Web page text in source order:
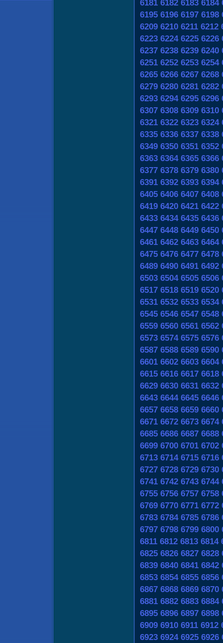
6181 6182 6183 6184
6195 6196 6197 6198
6209 6210 6211 6212
6223 6224 6225 6226
6237 6238 6239 6240
6251 6252 6253 6254
6265 6266 6267 6268
6279 6280 6281 6282
6293 6294 6295 6296
6307 6308 6309 6310
6321 6322 6323 6324
6335 6336 6337 6338
6349 6350 6351 6352
6363 6364 6365 6366
6377 6378 6379 6380
6391 6392 6393 6394
6405 6406 6407 6408
6419 6420 6421 6422
6433 6434 6435 6436
6447 6448 6449 6450
6461 6462 6463 6464
6475 6476 6477 6478
6489 6490 6491 6492
6503 6504 6505 6506
6517 6518 6519 6520
6531 6532 6533 6534
6545 6546 6547 6548
6559 6560 6561 6562
6573 6574 6575 6576
6587 6588 6589 6590
6601 6602 6603 6604
6615 6616 6617 6618
6629 6630 6631 6632
6643 6644 6645 6646
6657 6658 6659 6660
6671 6672 6673 6674
6685 6686 6687 6688
6699 6700 6701 6702
6713 6714 6715 6716
6727 6728 6729 6730
6741 6742 6743 6744
6755 6756 6757 6758
6769 6770 6771 6772
6783 6784 6785 6786
6797 6798 6799 6800
6811 6812 6813 6814
6825 6826 6827 6828
6839 6840 6841 6842
6853 6854 6855 6856
6867 6868 6869 6870
6881 6882 6883 6884
6895 6896 6897 6898
6909 6910 6911 6912
6923 6924 6925 6926